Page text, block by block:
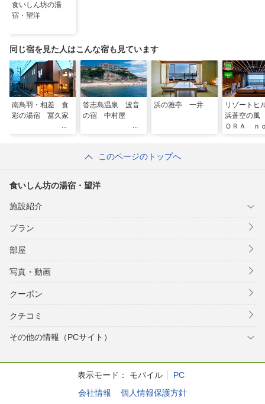
食いしん坊の湯
宿・望洋
同じ宿を見た人はこんな宿も見ています
南鳥羽・相差 食
彩の湯宿 冨久家
答志島温泉 波音
の宿 中村屋
浜の雅亭 一井
リゾートヒ
浜蒼空の
ＯＲＡ ｎ
このページのトップへ
食いしん坊の湯宿・望洋
施設紹介
プラン
部屋
写真・動画
クーポン
クチコミ
その他の情報（PCサイト）
表示モード： モバイル
PC
会社情報
個人情報保護方針